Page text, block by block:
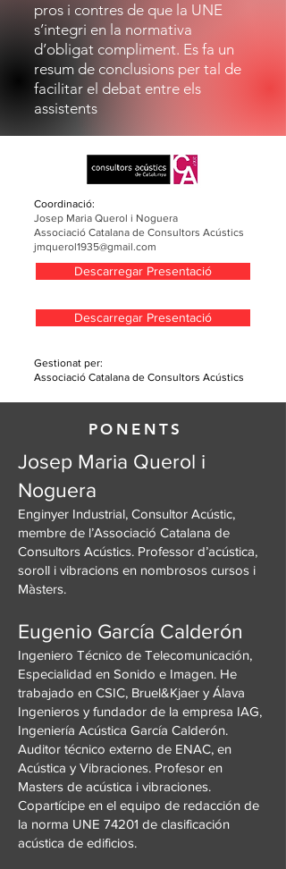
pros i contres de que la UNE
s’integri en la normativa
d’obligat compliment. Es fa un
resum de conclusions per tal de
facilitar el debat entre els
assistents
Coordinació:
Josep Maria Querol i Noguera
Associació Catalana de Consultors Acústics
jmquerol1935@gmail.com
Descarregar Presentació
Descarregar Presentació
Gestionat per:
Associació Catalana de Consultors Acústics
PONENTS
Josep Maria Querol i
Noguera
Enginyer Industrial, Consultor Acústic,
membre de l’Associació Catalana de
Consultors Acústics. Professor d’acústica,
soroll i vibracions en nombrosos cursos i
Màsters.
Eugenio García Calderón
Ingeniero Técnico de Telecomunicación,
Especialidad en Sonido e Imagen. He
trabajado en CSIC, Bruel&Kjaer y Álava
Ingenieros y fundador de la empresa IAG,
Ingeniería Acústica García Calderón.
Auditor técnico externo de ENAC, en
Acústica y Vibraciones. Profesor en
Masters de acústica i vibraciones.
Copartícipe en el equipo de redacción de
la norma UNE 74201 de clasificación
acústica de edificios.